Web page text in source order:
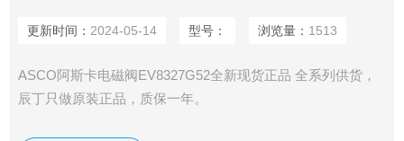
更新时间： 2024-05-14 型号： 浏览量： 1513
ASCO阿斯卡电磁阀EV8327G52全新现货正品 全系列供货，
辰丁只做原装正品，质保一年。